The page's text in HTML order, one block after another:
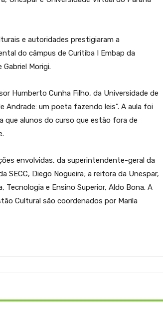
e autoridades prestigiaram a
do câmpus de Curitiba I Embap da
Morigi.
Humberto Cunha Filho, da Universidade de
Andrade: um poeta fazendo leis”. A aula foi
que alunos do curso que estão fora de
envolvidas, da superintendente-geral da
SECC, Diego Nogueira; a reitora da Unespar,
Tecnologia e Ensino Superior, Aldo Bona. A
Cultural são coordenados por Marila